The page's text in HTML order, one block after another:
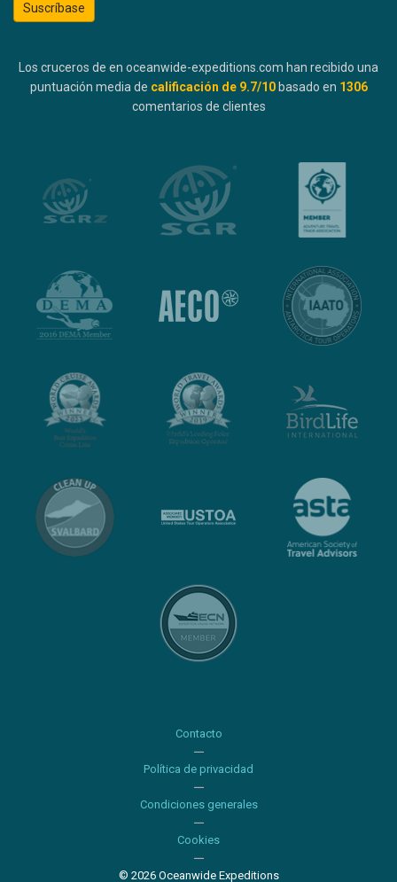
Suscríbase
Los cruceros de en oceanwide-expeditions.com han recibido una
puntuación media de calificación de 9.7/10 basado en 1306
comentarios de clientes
Contacto
Política de privacidad
Condiciones generales
Cookies
© 2026 Oceanwide Expeditions